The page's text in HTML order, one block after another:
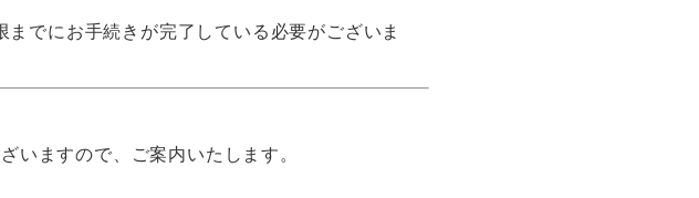
でにお手続きが完了している必要がございま
いますので、ご案内いたします。